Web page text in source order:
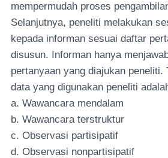
mempermudah proses
Selanjutnya, peneliti melakukan
kepada informan sesuai daftar
disusun. Informan hanya
pertanyaan yang diajukan peneliti.
data yang digunakan peneliti
a. Wawancara mendalam
b. Wawancara terstruktur
c. Observasi partisipatif
d. Observasi nonpartisipatif